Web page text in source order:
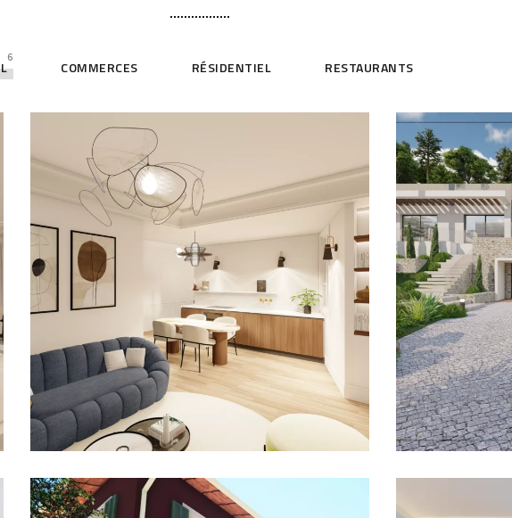
6
COMMERCES RÉSIDENTIEL RESTAURANTS
Cronstadt
RÉSIDENTIEL